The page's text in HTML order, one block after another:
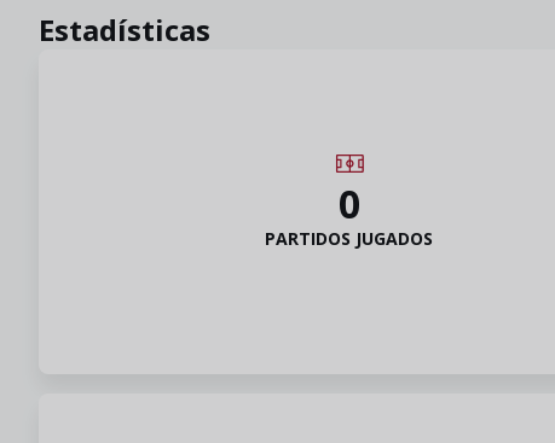
Estadísticas
0
PARTIDOS JUGADOS